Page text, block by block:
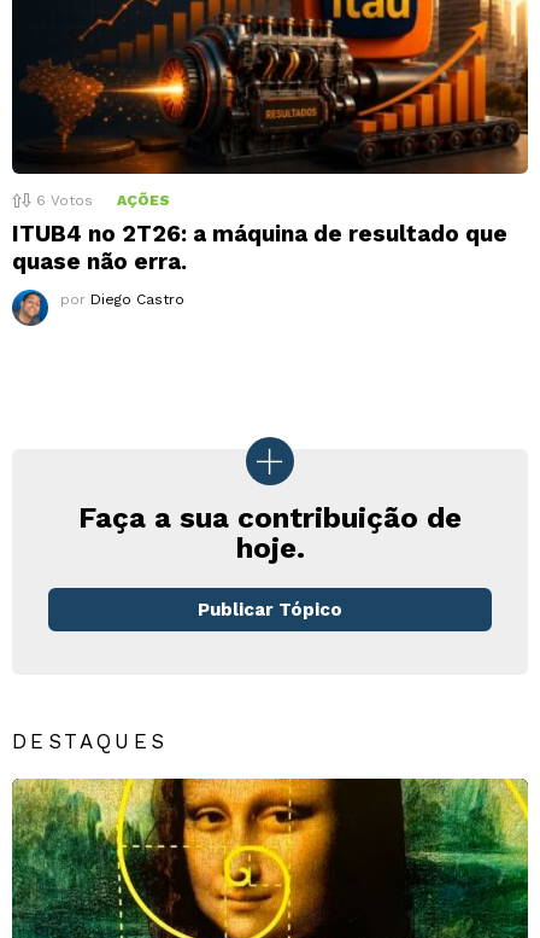
6 Votos AÇÕES
ITUB4 no 2T26: a máquina de resultado que
quase não erra.
por Diego Castro
Faça a sua contribuição de
hoje.
Publicar Tópico
DESTAQUES